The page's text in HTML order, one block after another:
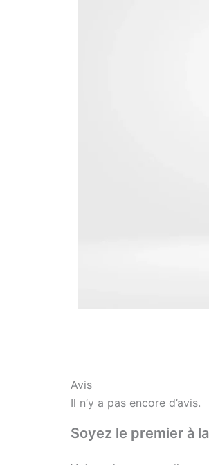
Avis
Il n’y a pas encore d’avis.
Soyez le premier à